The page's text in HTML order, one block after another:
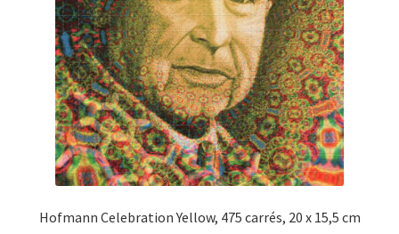
Hofmann Celebration Yellow, 475 carrés, 20 x 15,5 cm